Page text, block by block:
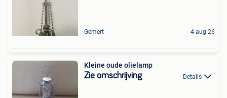
Gemert 4 aug 26
Kleine oude olielamp
Zie omschrijving Details